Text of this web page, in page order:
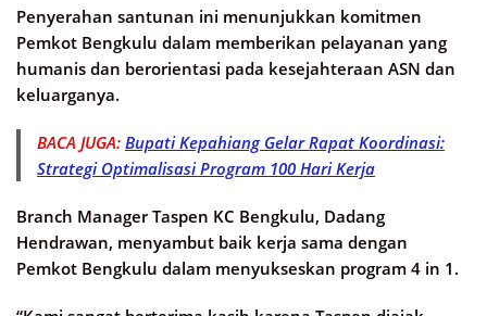
Penyerahan santunan ini menunjukkan komitmen
Pemkot Bengkulu dalam memberikan pelayanan yang
humanis dan berorientasi pada kesejahteraan ASN dan
keluarganya.
BACA JUGA: Bupati Kepahiang Gelar Rapat Koordinasi:
Strategi Optimalisasi Program 100 Hari Kerja
Branch Manager Taspen KC Bengkulu, Dadang
Hendrawan, menyambut baik kerja sama dengan
Pemkot Bengkulu dalam menyukseskan program 4 in 1.